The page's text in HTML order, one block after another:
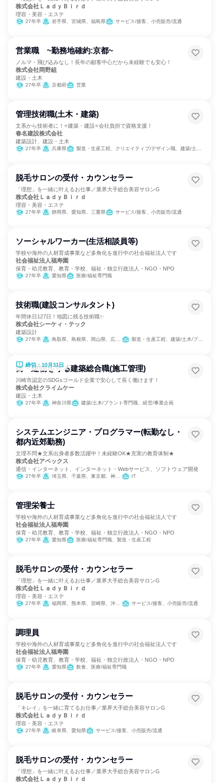
株式会社ＬａｄｙＢｉｒｄ
理容・美容・エステ
27年卒 岩手県、宮城県、福島県 サービス/接客、小売販売/流通
営業職 ~勤務地確約:京都~
ノルマ・飛び込みなし！長年の顧客中心だから未経験でも安心！
株式会社岡野組
建設・土木
27年卒 京都府 営業
管理技術職(土木・建築)
文系から技術者に！⭐建築・建設⭐会社負担で資格支援！
春名建設株式会社
建築設計、建設・土木
27年卒 兵庫県 製造・生産工程、クリエイティブ/デザイン職、建築/土木/プラント専門職
脱毛サロンの受付・カウンセラー
「理想」を一緒に叶えるお仕事／業界大手総合美容サロンG
株式会社ＬａｄｙＢｉｒｄ
理容・美容・エステ
27年卒 静岡県、愛知県、三重県 サービス/接客、小売販売/流通
ソーシャルワーカー(生活相談員等)
学校や海外の人材育成事業など多角化を進行中の社会福祉法人です
社会福祉法人福寿園
保育・幼児教育、教育・学校、福祉・独立行政法人・NGO・NPO
27年卒 愛知県 医療/福祉専門職
技術職(建設コンサルタント)
年間休日127日！地図に残る技術職✨
株式会社シーケィ・テック
建築設計
27年卒 鳥取県、島根県、岡山県、広島県、山口県 製造・生産工程、建築/土木/プラント専門職
締切：10月31日
街・建物を守る建築総合職(施工管理)
川崎市認定のSDGsゴールド企業で安心して長く働けます！
株式会社クライムケー
建設・土木
27年卒 神奈川県 建築/土木/プラント専門職、経営/事業企画
システムエンジニア・プログラマー(転勤なし・
都内近郊勤務)
文理不問★文系出身者多数活躍中！未経験OK★充実の教育体制★
株式会社アペックス
通信・インターネット、インターネット・Webサービス、ソフトウェア開発
27年卒 埼玉県、千葉県、東京都、神奈川県 IT
管理栄養士
学校や海外の人材育成事業など多角化を進行中の社会福祉法人です
社会福祉法人福寿園
保育・幼児教育、教育・学校、福祉・独立行政法人・NGO・NPO
27年卒 愛知県 医療/福祉専門職、製造・生産工程
脱毛サロンの受付・カウンセラー
「理想」を一緒に叶えるお仕事／業界大手総合美容サロンG
株式会社ＬａｄｙＢｉｒｄ
理容・美容・エステ
27年卒 福岡県、熊本県、宮崎県、沖縄県 サービス/接客、小売販売/流通
調理員
学校や海外の人材育成事業など多角化を進行中の社会福祉法人です
社会福祉法人福寿園
保育・幼児教育、教育・学校、福祉・独立行政法人・NGO・NPO
27年卒 愛知県 飲食、医療/福祉専門職
脱毛サロンの受付・カウンセラー
「キレイ」を一緒に育てるお仕事／業界大手総合美容サロンG
株式会社ＬａｄｙＢｉｒｄ
理容・美容・エステ
27年卒 岐阜県、愛知県 サービス/接客、小売販売/流通
脱毛サロンの受付・カウンセラー
「理想」を一緒に叶えるお仕事／業界大手総合美容サロンG
株式会社ＬａｄｙＢｉｒｄ